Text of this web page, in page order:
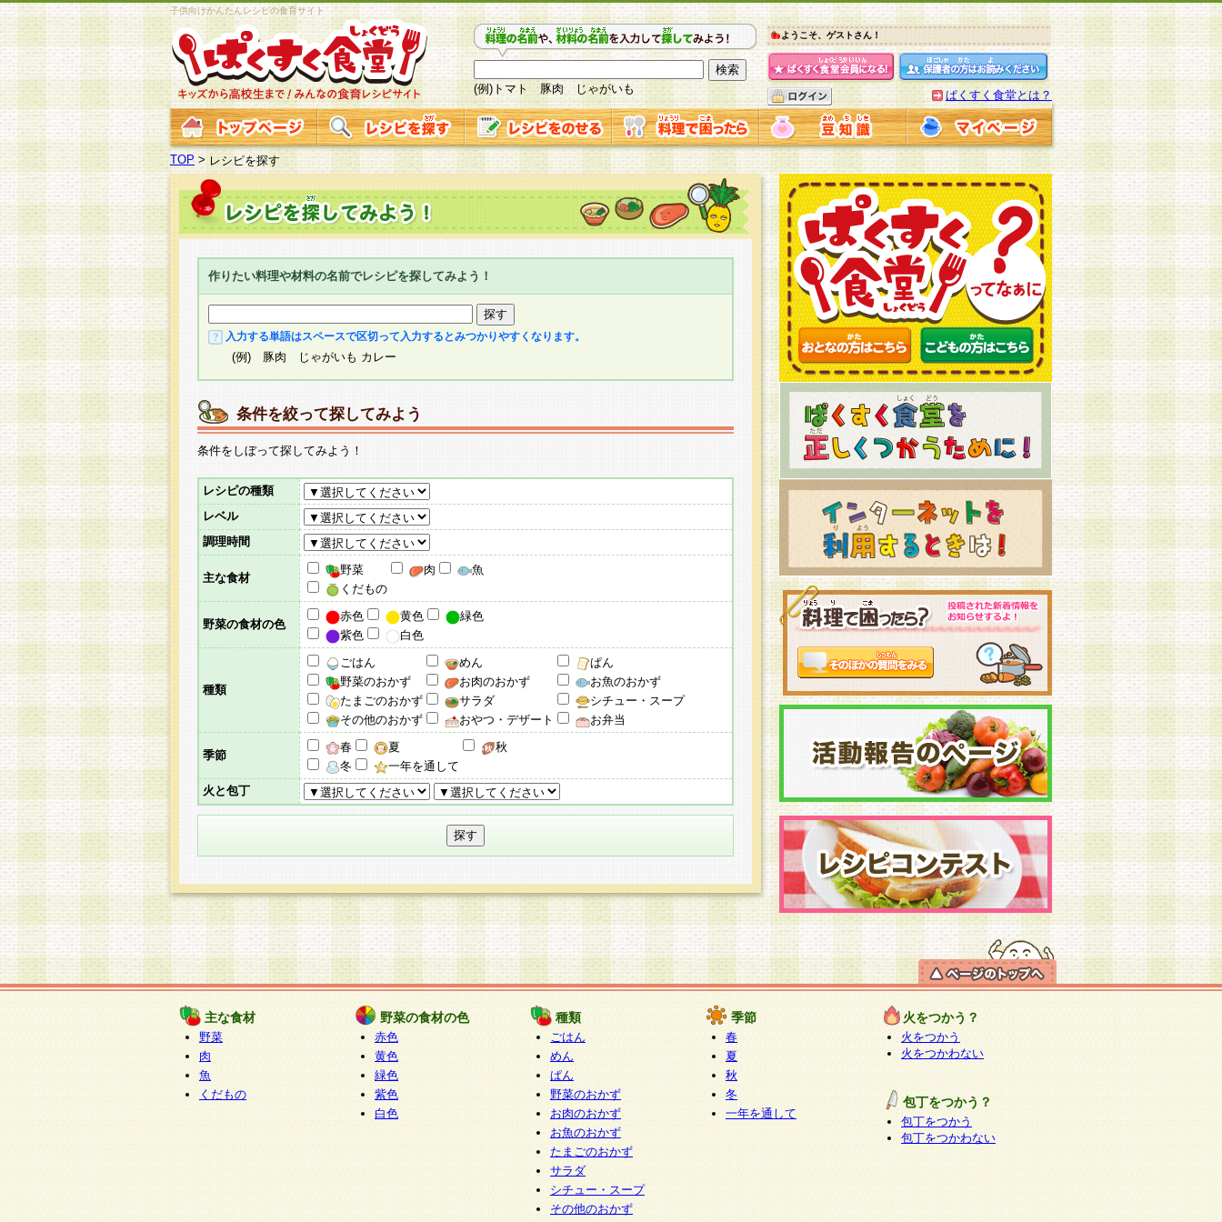
子供向けかんたんレシピの食育サイト
(例)トマト 豚肉 じゃがいも
ようこそ、ゲストさん！
ぱくすく食堂とは？
TOP >レシピを探す
作りたい料理や材料の名前でレシピを探してみよう！
入力する単語はスペースで区切って入力するとみつかりやすくなります。
(例) 豚肉 じゃがいも カレー
条件を絞って探してみよう
条件をしぼって探してみよう！
レシピの種類
レベル
調理時間
主な食材
野菜 肉
魚
くだもの
野菜の食材の色
赤色 黄色
緑色
紫色
白色
種類
ごはん めん
ぱん
野菜のおかず
お肉のおかず
お魚のおかず
たまごのおかず
サラダ
シチュー・スープ
その他のおかず
おやつ・デザート お弁当
季節
春 夏
秋
冬
一年を通して
火と包丁
主な食材
野菜
肉
魚
くだもの
野菜の食材の色
赤色
黄色
緑色
紫色
白色
種類
ごはん
めん
ぱん
野菜のおかず
お肉のおかず
お魚のおかず
たまごのおかず
サラダ
シチュー・スープ
その他のおかず
季節
春
夏
秋
冬
一年を通して
火をつかう？
火をつかう
火をつかわない
包丁をつかう？
包丁をつかう
包丁をつかわない